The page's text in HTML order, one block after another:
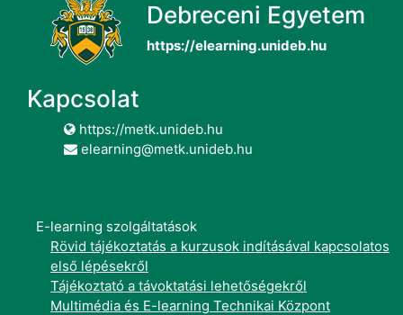
Debreceni Egyetem
https://elearning.unideb.hu
Kapcsolat
https://metk.unideb.hu
elearning@metk.unideb.hu
E-learning szolgáltatások
Rövid tájékoztatás a kurzusok indításával kapcsolatos
első lépésekről
Tájékoztató a távoktatási lehetőségekről
Multimédia és E-learning Technikai Központ